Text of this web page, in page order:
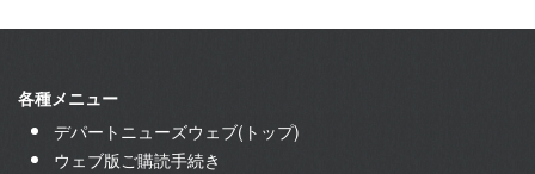
各種メニュー
デパートニューズウェブ(トップ)
ウェブ版ご購読手続き